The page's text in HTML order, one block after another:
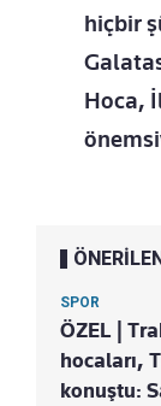
hiçbir
Hoca,
SPOR
ÖZEL |
hocaları,
konuştu: